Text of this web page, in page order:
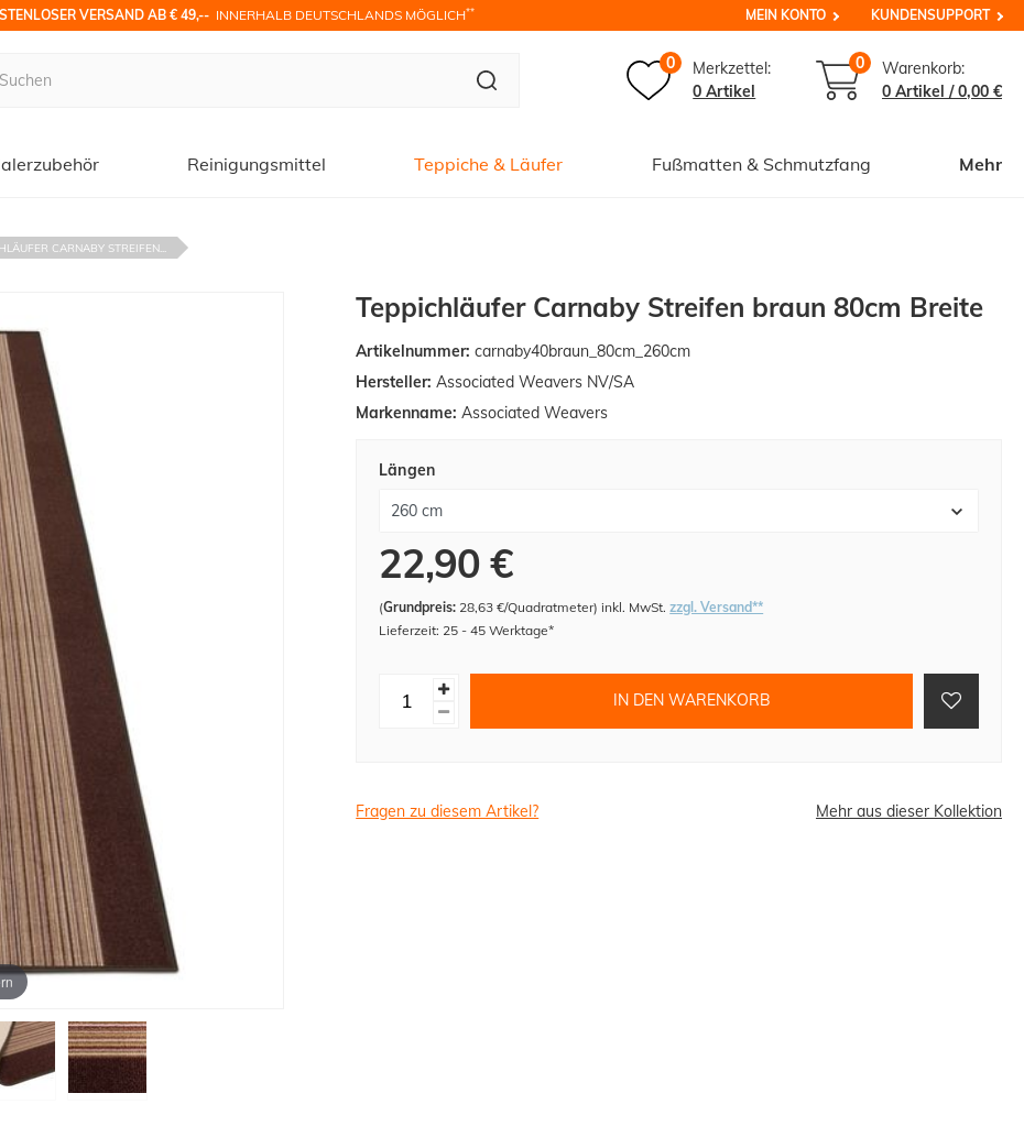
VERSAND AB € 49,-- INNERHALB DEUTSCHLANDS MÖGLICH** MEIN KONTO KUNDENSUPPORT
0
Merkzettel:
0 Artikel
0
Warenkorb:
0 Artikel /0,00 €
Reinigungsmittel Teppiche & Läufer Fußmatten & Schmutzfang Mehr
CARNABY STREIFEN...
Teppichläufer Carnaby Streifen braun 80cm Breite
Artikelnummer: carnaby40braun_80cm_260cm
Hersteller: Associated Weavers NV/SA
Markenname: Associated Weavers
Längen
22,90 €
(Grundpreis: 28,63 €/Quadratmeter)inkl. MwSt.zzgl. Versand**
Lieferzeit: 25 - 45 Werktage*
IN DEN WARENKORB
Fragen zu diesem Artikel? Mehr aus dieser Kollektion